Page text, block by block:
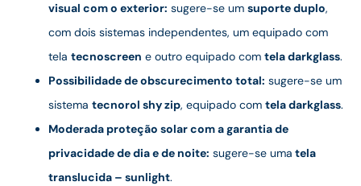
visual com o exterior: sugere-se um suporte duplo,
com dois sistemas independentes, um equipado com
tela tecnoscreen e outro equipado com tela darkglass.
Possibilidade de obscurecimento total: sugere-se um
sistema tecnorol shy zip, equipado com tela darkglass.
Moderada proteção solar com a garantia de
privacidade de dia e de noite: sugere-se uma tela
translucida – sunlight.